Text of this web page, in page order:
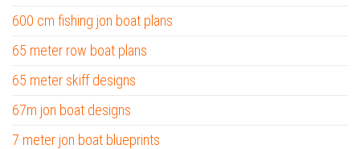
600 cm fishing jon boat plans
65 meter row boat plans
65 meter skiff designs
67m jon boat designs
7 meter jon boat blueprints